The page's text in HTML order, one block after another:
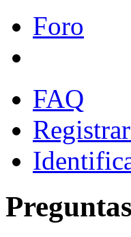
Foro
FAQ